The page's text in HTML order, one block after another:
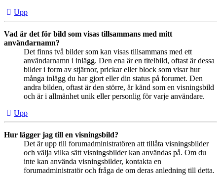
Upp
Vad är det för bild som visas tillsammans med mitt
användarnamn?
Det finns två bilder som kan visas tillsammans med ett
användarnamn i inlägg. Den ena är en titelbild, oftast är dessa
bilder i form av stjärnor, prickar eller block som visar hur
många inlägg du har gjort eller din status på forumet. Den
andra bilden, oftast är den större, är känd som en visningsbild
och är i allmänhet unik eller personlig för varje användare.
Upp
Hur lägger jag till en visningsbild?
Det är upp till forumadministratören att tillåta visningsbilder
och välja vilka sätt visningsbilder kan användas på. Om du
inte kan använda visningsbilder, kontakta en
forumadministratör och fråga de om deras anledning till detta.